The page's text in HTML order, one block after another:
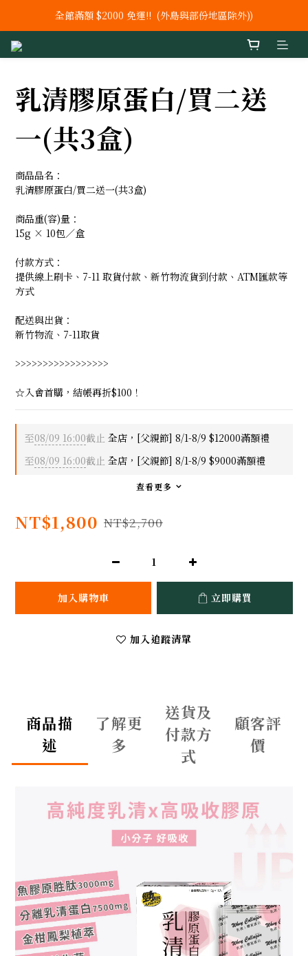
新上市【鐵 +C+ 葉酸】 膠囊
全館滿額 $2000 免運!!  (外島與部份地區除外))
乳清膠原蛋白/買二送
一(共3盒)
商品品名：
乳清膠原蛋白/買二送一(共3盒)
商品重(容)量：
15g × 10包／盒
付款方式：
提供線上刷卡、7-11 取貨付款、新竹物流貨到付款、ATM匯款等
方式
配送與出貨：
新竹物流、7-11取貨
>>>>>>>>>>>>>>>>>
☆入會首購，結帳再折$100！
至08/09 16:00截止 全店，[父親節] 8/1-8/9 $12000滿額禮
至08/09 16:00截止 全店，[父親節] 8/1-8/9 $9000滿額禮
查看更多
NT$1,800 NT$2,700
加入購物車 立即購買
加入追蹤清單
商品描
述
了解更
多
送貨及
付款方
式
顧客評
價